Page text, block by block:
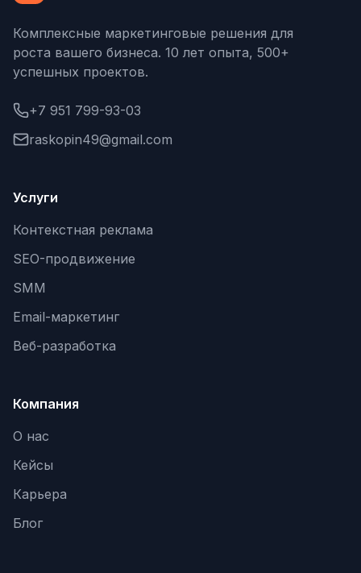
Комплексные маркетинговые решения для
роста вашего бизнеса. 10 лет опыта, 500+
успешных проектов.
+7 951 799-93-03
raskopin49@gmail.com
Услуги
Контекстная реклама
SEO-продвижение
SMM
Email-маркетинг
Веб-разработка
Компания
О нас
Кейсы
Карьера
Блог